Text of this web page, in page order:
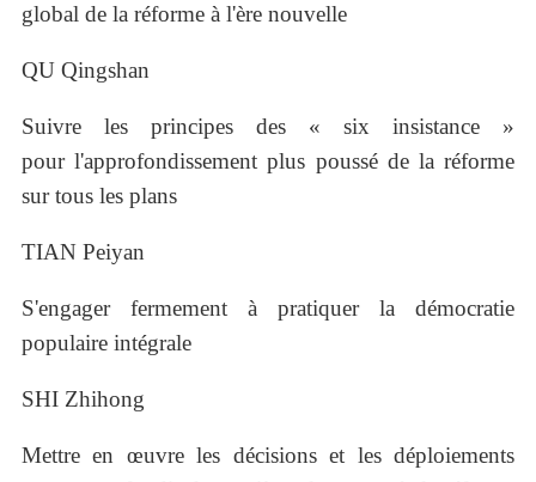
global de la réforme à l'ère nouvelle
QU Qingshan
Suivre les principes des « six insistance »
pour l'approfondissement plus poussé de la réforme
sur tous les plans
TIAN Peiyan
S'engager fermement à pratiquer la démocratie
populaire intégrale
SHI Zhihong
Mettre en œuvre les décisions et les déploiements